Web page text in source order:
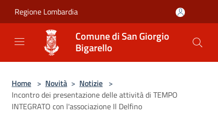
Regione Lombardia
Comune di San Giorgio
Bigarello
Home > Novità > Notizie >
Incontro dei presentazione delle attività di TEMPO
INTEGRATO con l'associazione Il Delfino